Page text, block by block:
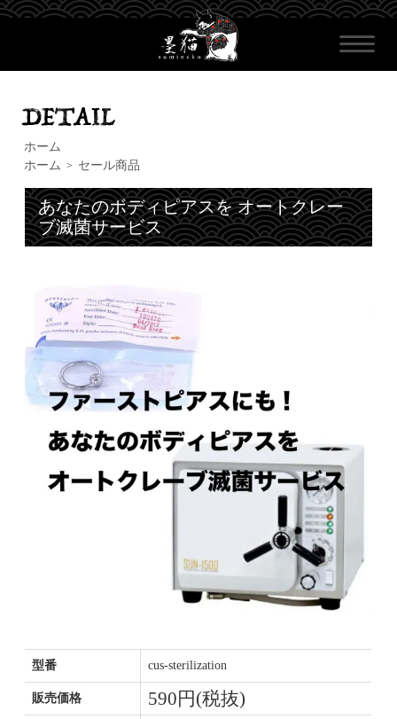
ホーム
ホーム > セール商品
あなたのボディピアスを オートクレー
ブ滅菌サービス
型番 cus-sterilization
販売価格 590円(税抜)